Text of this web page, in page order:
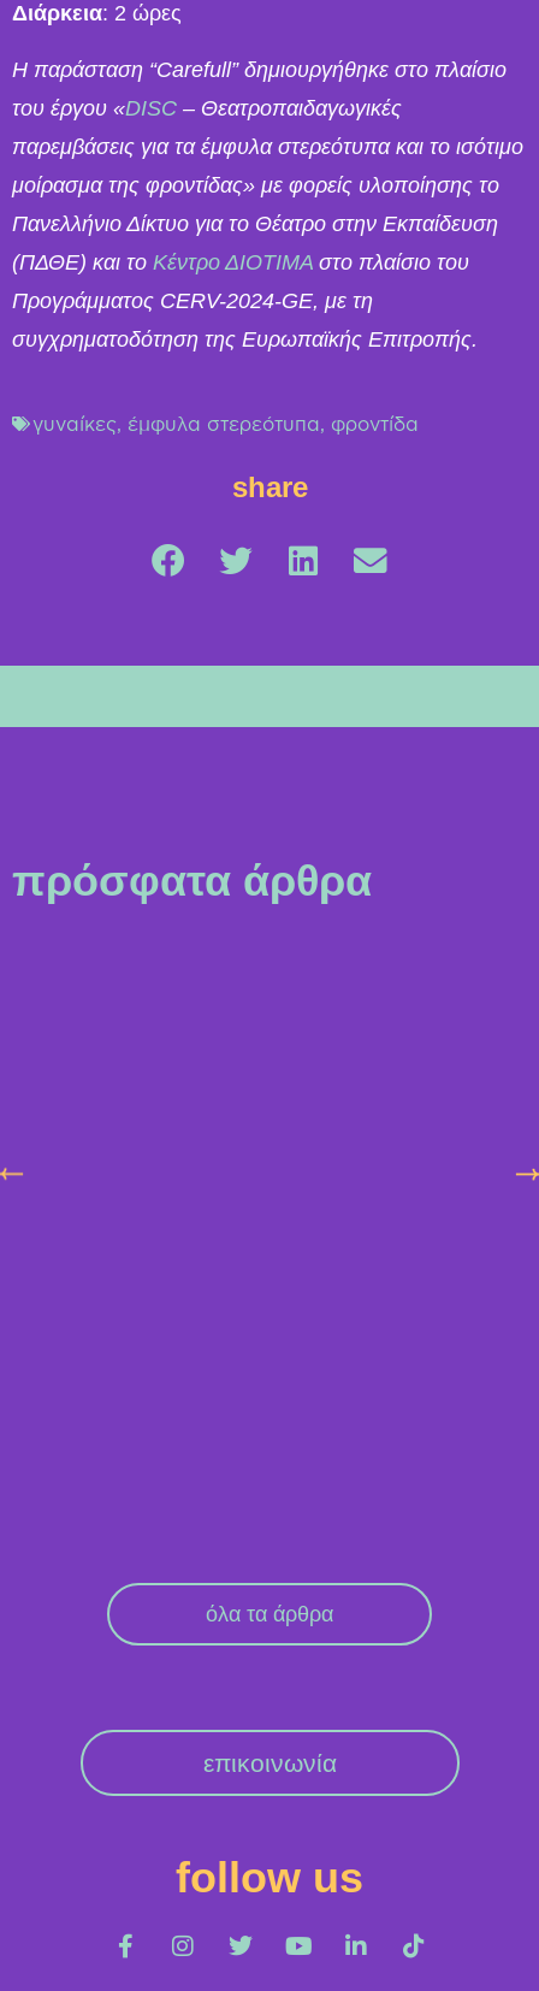
Διάρκεια: 2 ώρες
Η παράσταση “Carefull” δημιουργήθηκε στο πλαίσιο
του έργου «DISC – Θεατροπαιδαγωγικές
παρεμβάσεις για τα έμφυλα στερεότυπα και το ισότιμο
μοίρασμα της φροντίδας» με φορείς υλοποίησης το
Πανελλήνιο Δίκτυο για το Θέατρο στην Εκπαίδευση
(ΠΔΘΕ) και το Κέντρο ΔΙΟΤΙΜΑ στο πλαίσιο του
Προγράμματος CERV-2024-GE, με τη
συγχρηματοδότηση της Ευρωπαϊκής Επιτροπής.
γυναίκες, έμφυλα στερεότυπα, φροντίδα
share
πρόσφατα άρθρα
όλα τα άρθρα
επικοινωνία
follow us